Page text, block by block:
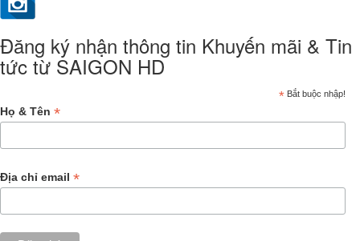
Đăng ký nhận thông tin Khuyến mãi & Tin
tức từ SAIGON HD
* Bắt buộc nhập!
Họ & Tên *
Địa chỉ email *